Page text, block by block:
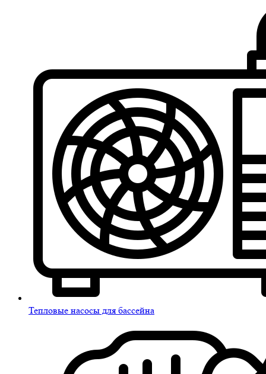
Тепловые насосы для бассейна